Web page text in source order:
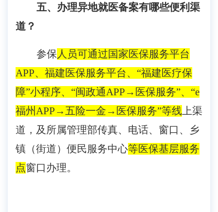
五、办理异地就医备案有哪些便利渠
道？
参保人员可通过国家医保服务平台
APP、福建医保服务平台、 “福建医疗保
障”小程序、“闽政通APP → 医保服务”、 “e
福州APP →五险一金 → 医保服务”等线上渠
道，及所属管理部传真、电话、窗口、乡
镇（街道）便民服务中心等医保基层服务
点窗口办理。